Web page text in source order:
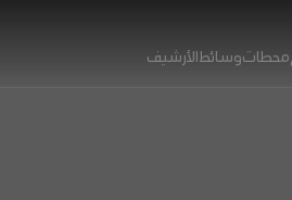
محطاتوسائطالأرشيف